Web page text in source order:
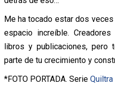
Me ha tocado estar dos veces
espacio increíble.
libros y publicaciones, pero
parte de tu crecimiento y
*FOTO PORTADA. Serie Quiltra